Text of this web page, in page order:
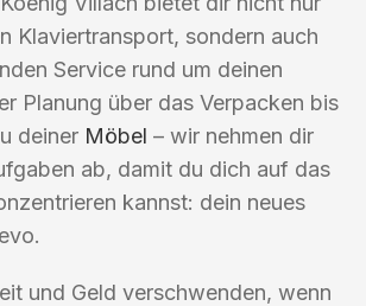
Klaviertransport, sondern auch
Service rund um deinen
Planung über das Verpacken bis
deiner Möbel – wir nehmen dir
ab, damit du dich auf das
kannst: dein neues
und Geld verschwenden, wenn